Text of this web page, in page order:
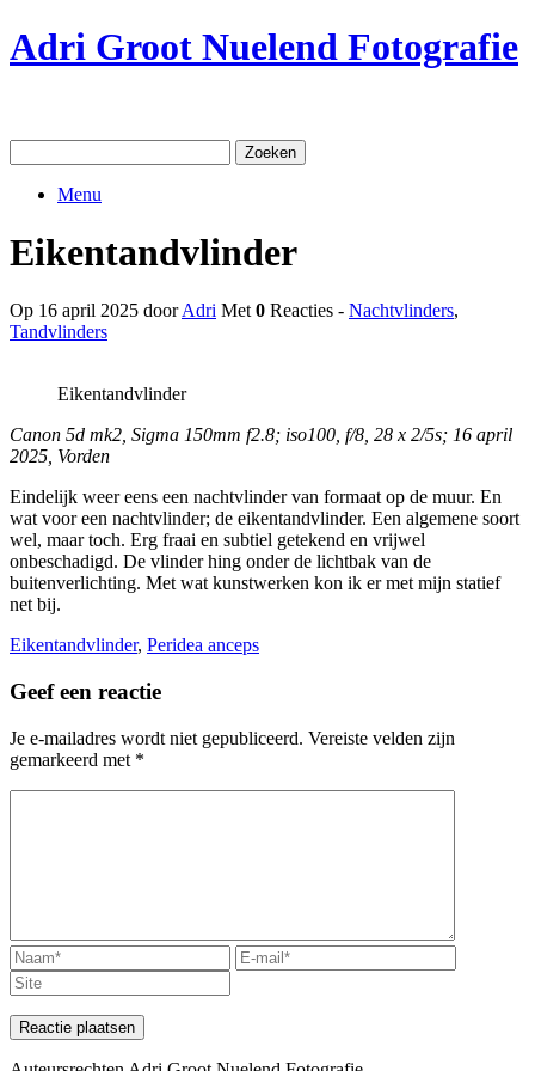
Ga
naar
Adri Groot Nuelend Fotografie
naar:
Menu
Eikentandvlinder
Op 16 april 2025 doorAdri Met0 Reacties - Nachtvlinders,
Tandvlinders
Eikentandvlinder
Canon 5d mk2, Sigma 150mm f2.8; iso100, f/8, 28 x 2/5s; 16 april
2025, Vorden
Eindelijk weer eens een nachtvlinder van formaat op de muur. En
wat voor een nachtvlinder; de eikentandvlinder. Een algemene soort
wel, maar toch. Erg fraai en subtiel getekend en vrijwel
onbeschadigd. De vlinder hing onder de lichtbak van de
buitenverlichting. Met wat kunstwerken kon ik er met mijn statief
net bij.
Eikentandvlinder, Peridea anceps
Geef een reactie
Je e-mailadres wordt niet gepubliceerd. Vereiste velden zijn
gemarkeerd met *